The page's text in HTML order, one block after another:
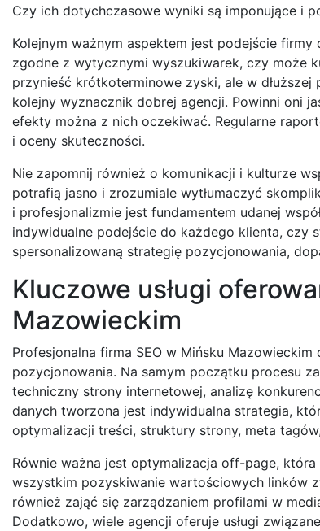
Czy ich dotychczasowe wyniki są imponujące i
Kolejnym ważnym aspektem jest podejście
zgodne z wytycznymi wyszukiwarek, czy może
przynieść krótkoterminowe zyski, ale w
kolejny wyznacznik dobrej agencji. Powinni oni
efekty można z nich oczekiwać. Regularne
i oceny skuteczności.
Nie zapomnij również o komunikacji i kulturze
potrafią jasno i zrozumiale wytłumaczyć
i profesjonalizmie jest fundamentem udanej
indywidualne podejście do każdego klienta, czy
spersonalizowaną strategię pozycjonowania,
Kluczowe usługi
Mazowieckim
Profesjonalna firma SEO w Mińsku
pozycjonowania. Na samym początku procesu
techniczny strony internetowej, analizę
danych tworzona jest indywidualna strategia,
optymalizacji treści, struktury strony, meta
Równie ważna jest optymalizacja off-page,
wszystkim pozyskiwanie wartościowych linków
również zająć się zarządzaniem profilami w
Dodatkowo, wiele agencji oferuje usługi